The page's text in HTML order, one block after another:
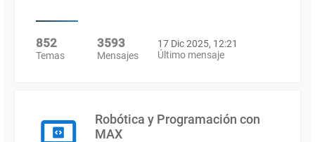
852
Temas
3593
Mensajes
17 Dic 2025, 12:21
Último mensaje
Robótica y Programación con
MAX